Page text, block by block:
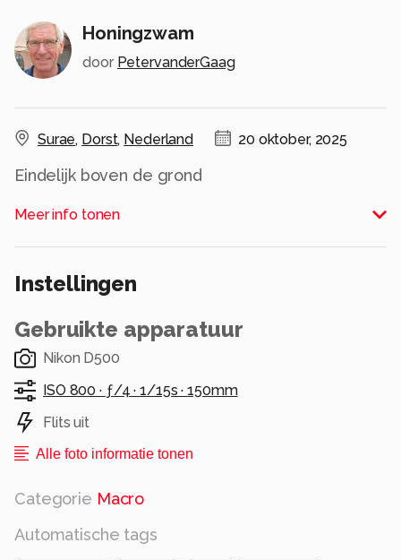
Honingzwam
door PetervanderGaag
Surae, Dorst, Nederland 20 oktober, 2025
Eindelijk boven de grond
Alle rechten voorbehouden
Meer info tonen
Instellingen
Gebruikte apparatuur
Nikon D500
ISO 800 · ƒ/4 ·1/15s ·150mm
Flits uit
Alle foto informatie tonen
Categorie Macro
Automatische tags